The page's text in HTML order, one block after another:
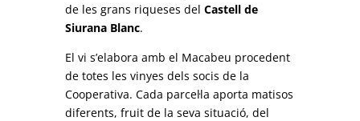
de les grans riqueses del Castell de
Siurana Blanc.
El vi s’elabora amb el Macabeu procedent
de totes les vinyes dels socis de la
Cooperativa. Cada parcel·la aporta matisos
diferents, fruit de la seva situació, del